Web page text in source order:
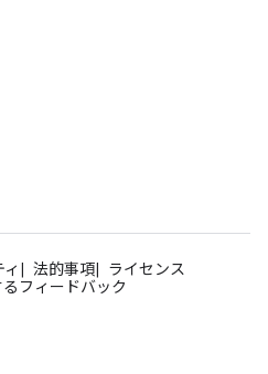
法的事項
ライセンス
フィードバック